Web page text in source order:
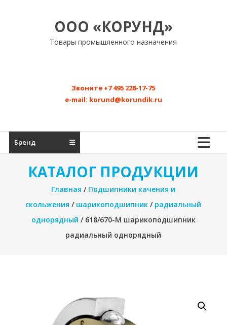
ООО «КОРУНД»
Товары промышленного назначения
Звоните +7 495 228-17-75
e-mail: korund@korundik.ru
Бренд
КАТАЛОГ ПРОДУКЦИИ
Главная / Подшипники качения и
скольжения / шарикоподшипник / радиальный
однорядный / 618/670-M шарикоподшипник
радиальный однорядный